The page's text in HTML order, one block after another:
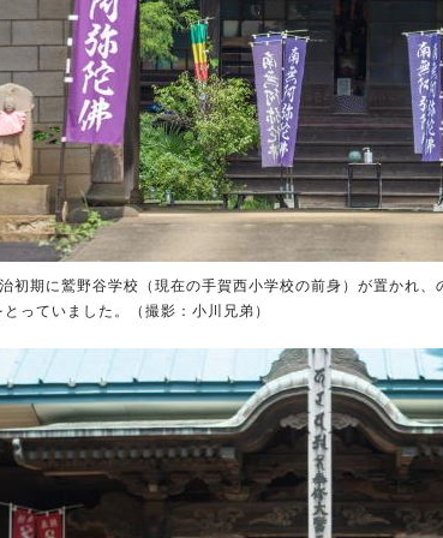
初期に鷲野谷学校（現在の手賀西小学校の前身）が置かれ
っていました。（撮影：小川兄弟）